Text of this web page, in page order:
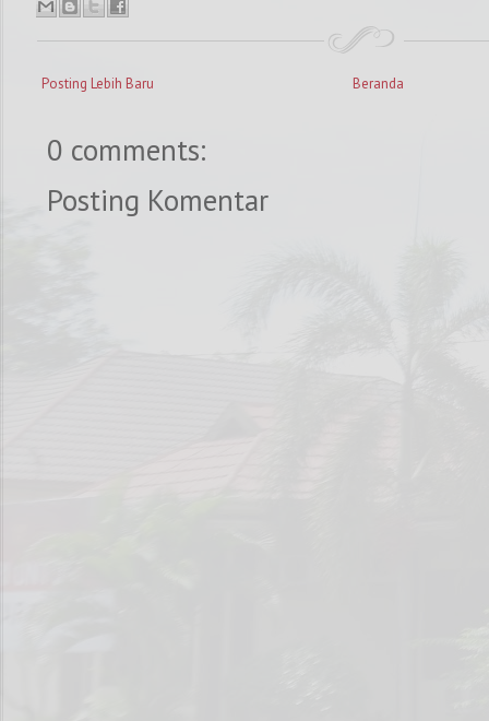
Posting Lebih Baru Beranda
0 comments:
Posting Komentar